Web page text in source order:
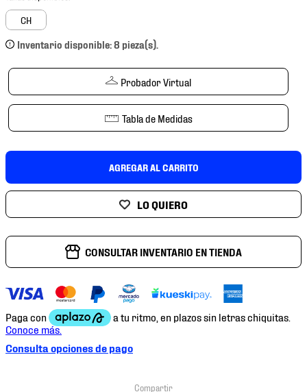
CH
Inventario disponible: 8 pieza(s).
Probador Virtual
Tabla de Medidas
AGREGAR AL CARRITO
CONSULTAR INVENTARIO EN TIENDA
Consulta opciones de pago
.
6.
mochila
7.
chivas
8.
mochilas